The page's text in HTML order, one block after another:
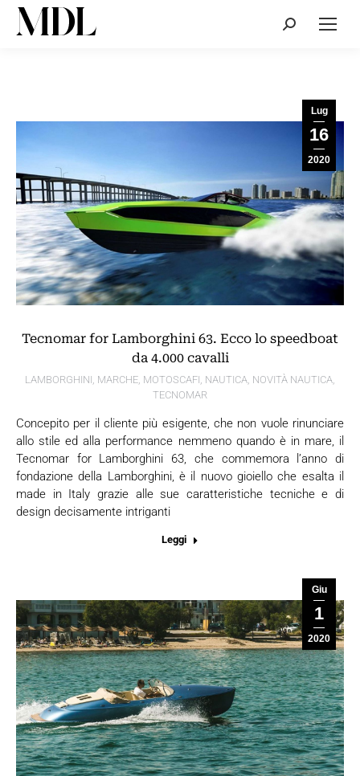
Cerca:
Lug
16
2020
Tecnomar for Lamborghini 63. Ecco lo speedboat
da 4.000 cavalli
LAMBORGHINI, MARCHE, MOTOSCAFI, NAUTICA, NOVITÀ NAUTICA,
TECNOMAR
Concepito per il cliente più esigente, che non vuole rinunciare
allo stile ed alla performance nemmeno quando è in mare, il
Tecnomar for Lamborghini 63, che commemora l’anno di
fondazione della Lamborghini, è il nuovo gioiello che esalta il
made in Italy grazie alle sue caratteristiche tecniche e di
design decisamente intriganti
Leggi
Giu
1
2020